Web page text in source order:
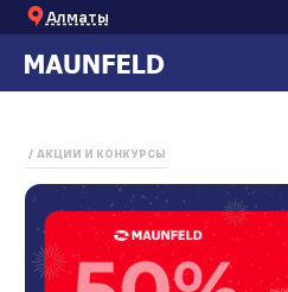
Алматы
АКЦИИ И КОНКУРСЫ